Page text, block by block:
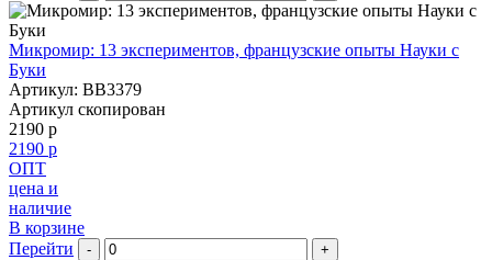
Микромир: 13 экспериментов, французские опыты Науки с
Буки
Артикул: BB3379
Артикул скопирован
2190 р
2190 р
ОПТ
цена и
наличие
В корзине
Перейти
- +